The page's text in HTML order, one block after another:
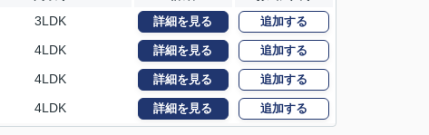
3LDK 詳細を見る 追加する
4LDK 詳細を見る 追加する
4LDK 詳細を見る 追加する
4LDK 詳細を見る 追加する